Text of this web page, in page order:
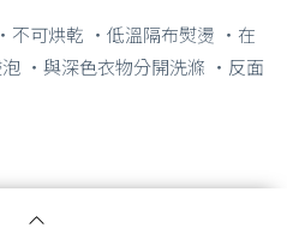
不可烘乾 ・低溫隔布熨燙 ・在
・與深色衣物分開洗滌 ・反面